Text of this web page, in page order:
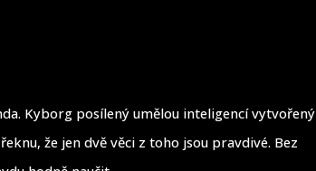
Kyborg posílený umělou inteligencí vytvořený
že jen dvě věci z toho jsou pravdivé. Bez